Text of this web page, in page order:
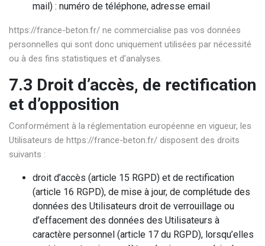
mail) : numéro de téléphone, adresse email
https://france-beton.fr/ ne commercialise pas vos données
personnelles qui sont donc uniquement utilisées par nécessité
ou à des fins statistiques et d’analyses.
7.3 Droit d’accès, de rectification
et d’opposition
Conformément à la réglementation européenne en vigueur, les
Utilisateurs de https://france-beton.fr/ disposent des droits
suivants :
droit d’accès (article 15 RGPD) et de rectification
(article 16 RGPD), de mise à jour, de complétude des
données des Utilisateurs droit de verrouillage ou
d’effacement des données des Utilisateurs à
caractère personnel (article 17 du RGPD), lorsqu’elles